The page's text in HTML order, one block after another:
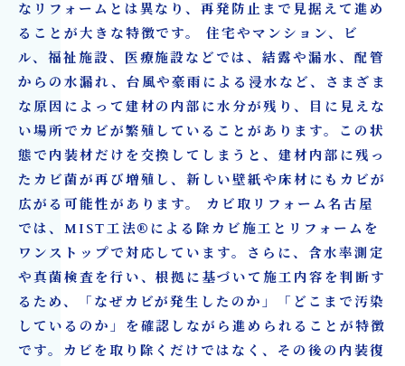
10. まとめ｜カビ取りとリフォームを一緒に行う
ことが再発防止への近道
カビ取り・リフォームならカビ取リフォーム｜
株式会社タイコウ建装
なリフォームとは異なり、再発防止まで見据えて進め
ることが大きな特徴です。 住宅やマンション、ビ
ル、福祉施設、医療施設などでは、結露や漏水、配管
からの水漏れ、台風や豪雨による浸水など、さまざま
な原因によって建材の内部に水分が残り、目に見えな
い場所でカビが繁殖していることがあります。この状
態で内装材だけを交換してしまうと、建材内部に残っ
たカビ菌が再び増殖し、新しい壁紙や床材にもカビが
広がる可能性があります。 カビ取リフォーム名古屋
では、MIST工法®による除カビ施工とリフォームを
ワンストップで対応しています。さらに、含水率測定
や真菌検査を行い、根拠に基づいて施工内容を判断す
るため、「なぜカビが発生したのか」「どこまで汚染
しているのか」を確認しながら進められることが特徴
です。カビを取り除くだけではなく、その後の内装復